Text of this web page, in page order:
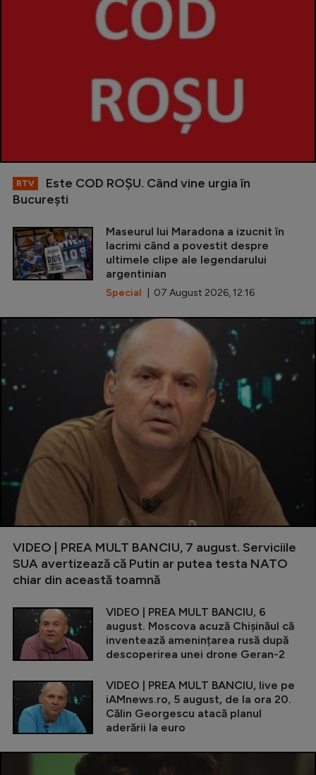
RTV
Este COD ROŞU. Când vine urgia în
Bucureşti
Maseurul lui Maradona a izucnit în
lacrimi când a povestit despre
ultimele clipe ale legendarului
argentinian
Special | 07 August 2026, 12:16
VIDEO | PREA MULT BANCIU, 7 august. Serviciile
SUA avertizează că Putin ar putea testa NATO
chiar din această toamnă
VIDEO | PREA MULT BANCIU, 6
august. Moscova acuză Chișinăul că
inventează amenințarea rusă după
descoperirea unei drone Geran-2
VIDEO | PREA MULT BANCIU, live pe
iAMnews.ro, 5 august, de la ora 20.
Călin Georgescu atacă planul
aderării la euro